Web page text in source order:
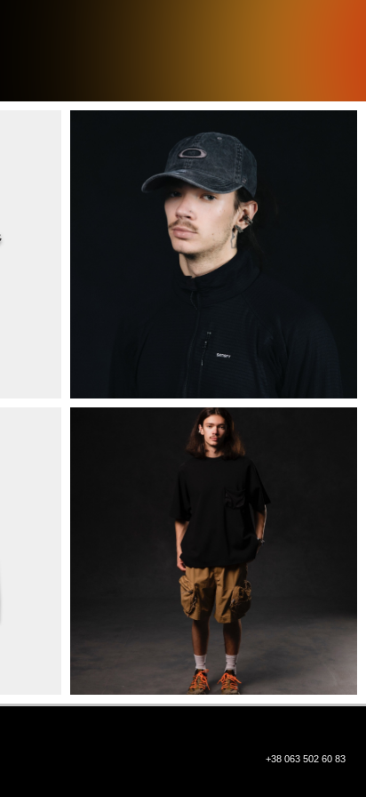
+38 063 502 60 83
КИЇВ, ВАЛЕРІЯ ЛОБАНОВСЬКОГО
9/1
ORDER@DISTANCE.COM.UA
TELEGRAM:
@DISTANCE_UA